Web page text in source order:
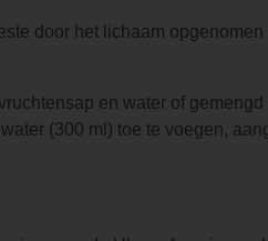
door het lichaam
en water of gemengd
(300 ml) toe te voegen,